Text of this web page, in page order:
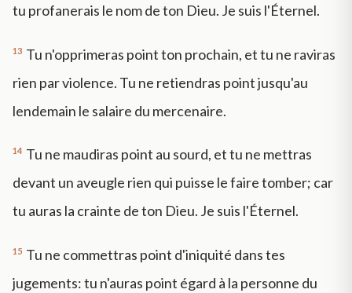
tu profanerais le nom de ton Dieu. Je suis l'Éternel.
13 Tu n'opprimeras point ton prochain, et tu ne raviras
rien par violence. Tu ne retiendras point jusqu'au
lendemain le salaire du mercenaire.
14 Tu ne maudiras point au sourd, et tu ne mettras
devant un aveugle rien qui puisse le faire tomber; car
tu auras la crainte de ton Dieu. Je suis l'Éternel.
15 Tu ne commettras point d'iniquité dans tes
jugements: tu n'auras point égard à la personne du